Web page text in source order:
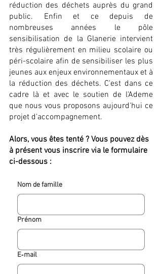
réduction des déchets auprès du grand
public. Enfin et ce depuis de
nombreuses années le pôle
sensibilisation de la Glanerie intervient
très régulièrement en milieu scolaire ou
péri-scolaire afin de sensibiliser les plus
jeunes aux enjeux environnementaux et à
la réduction des déchets. C'est dans ce
cadre là et avec le soutien de l'Ademe
que nous vous proposons aujourd'hui ce
projet d'accompagnement.
Alors, vous êtes tenté ? Vous pouvez dès
à présent vous inscrire via le formulaire
ci-dessous :
Nom de famille
Prénom
E‑mail